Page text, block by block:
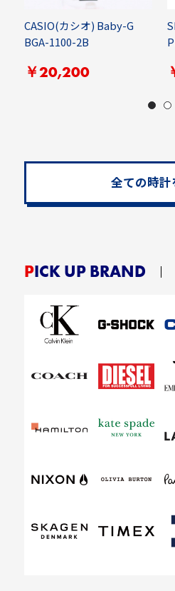
CASIO(カシオ) Baby-G
BGA-1100-2B
￥20,200
全ての時計
PICK UP BRAND